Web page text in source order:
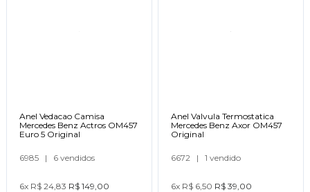
Anel Vedacao Camisa
Mercedes Benz Actros OM457
Euro 5 Original
6985 | 6 vendidos
6x R$ 24,83 R$ 149,00
Anel Valvula Termostatica
Mercedes Benz Axor OM457
Original
6672 | 1 vendido
6x R$ 6,50 R$ 39,00